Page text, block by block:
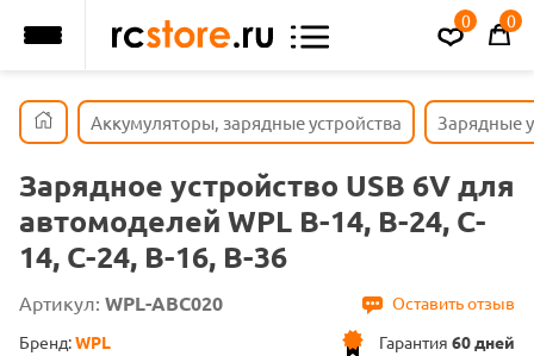
0 0
Аккумуляторы, зарядные устройства Зарядные
Зарядное устройство USB 6V для
автомоделей WPL B-14, B-24, C-
14, C-24, B-16, B-36
Артикул: WPL-ABC020
Оставить отзыв
Гарантия 60 дней
Бренд:WPL